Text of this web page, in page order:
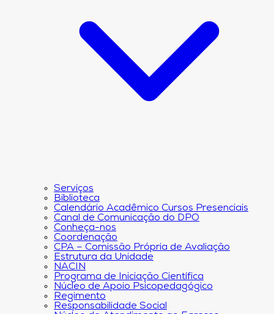
Serviços
Biblioteca
Calendário Acadêmico Cursos Presenciais
Canal de Comunicação do DPO
Conheça-nos
Coordenação
CPA – Comissão Própria de Avaliação
Estrutura da Unidade
NACIN
Programa de Iniciação Científica
Núcleo de Apoio Psicopedagógico
Regimento
Responsabilidade Social